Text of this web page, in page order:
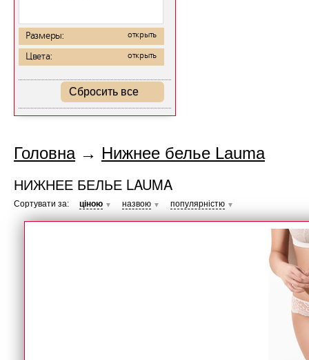
Размеры: открыть
Цвета: открыть
Сбросить все
Головна→ Нижнее белье Lauma
НИЖНЕЕ БЕЛЬЕ LAUMA
Сортувати за: ціною ▼ назвою ▼ популярністю ▼